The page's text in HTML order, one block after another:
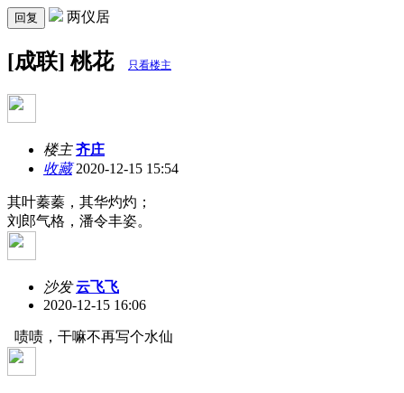
回复 两仪居
[成联] 桃花 只看楼主
楼主 齐庄
收藏2020-12-15 15:54
其叶蓁蓁，其华灼灼；
刘郎气格，潘令丰姿。
沙发 云飞飞
2020-12-15 16:06
啧啧，干嘛不再写个水仙